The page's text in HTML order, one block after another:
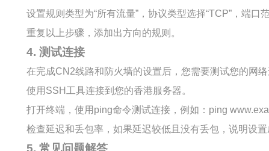
设置规则类型为“所有流量”，协议类型选择“TCP”，端口
重复以上步骤，添加出方向的规则。
4. 测试连接
在完成CN2线路和防火墙的设置后，您需要测试您的网络
使用SSH工具连接到您的香港服务器。
打开终端，使用ping命令测试连接，例如： ping
检查延迟和丢包率，如果延迟较低且没有丢包，说明设置
5. 常见问题解答